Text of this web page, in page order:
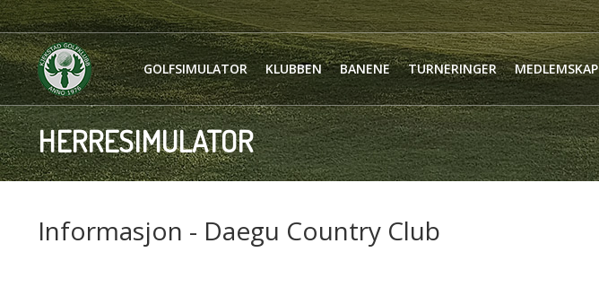
GOLFSIMULATOR KLUBBEN BANENE TURNERINGER MEDLEMSKAP
HERRESIMULATOR
Informasjon - Daegu Country Club